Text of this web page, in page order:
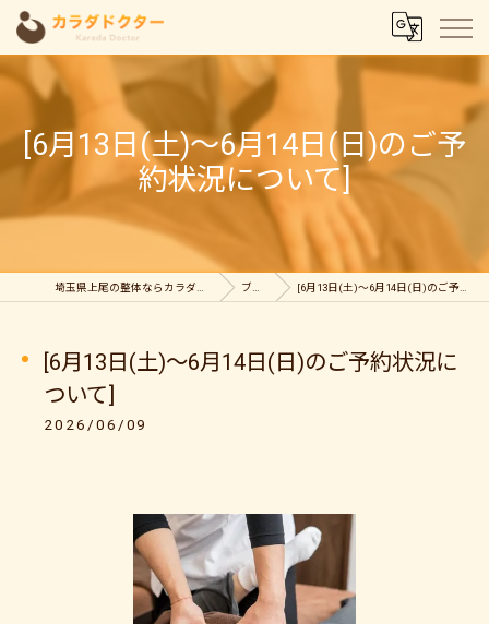
[6月13日(土)～6月14日(日)のご予
約状況について]
ブログ [6月13日(土)～6月14日(日)のご予約状況について]
[6月13日(土)～6月14日(日)のご予約状況に
ついて]
2026/06/09